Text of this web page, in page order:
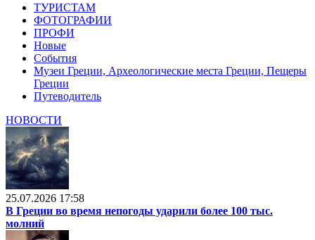
ТУРИСТАМ
ФОТОГРАФИИ
ПРОФИ
Новые
События
Музеи Греции, Археологические места Греции, Пещеры
Греции
Путеводитель
НОВОСТИ
25.07.2026 17:58
В Греции во время непогоды ударили более 100 тыс.
молний